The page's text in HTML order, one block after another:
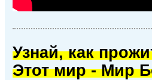
Узнай, как
Этот мир - Мир